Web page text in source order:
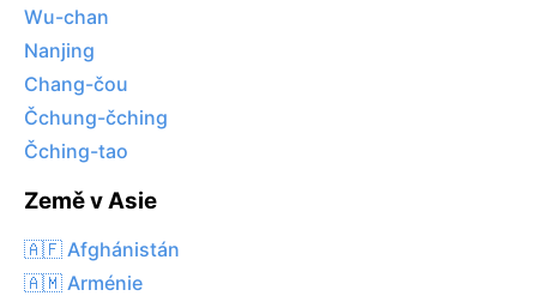
Wu-chan
Nanjing
Chang-čou
Čchung-čching
Čching-tao
Země v Asie
🇦🇫 Afghánistán
🇦🇲 Arménie